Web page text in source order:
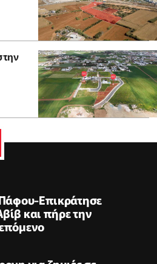
Πάφου-Επικράτησε
και πήρε την